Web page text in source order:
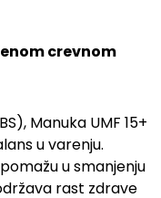
crevnom
Manuka UMF 15+
u varenju.
u smanjenju
rast zdrave